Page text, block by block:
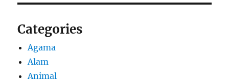
Categories
Agama
Alam
Animal